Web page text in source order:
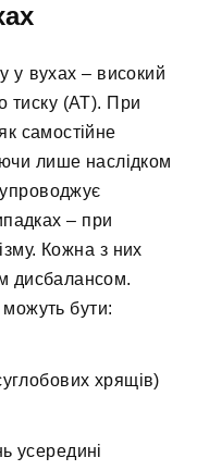
у вухах – високий
тиску (АТ). При
самостійне
лише наслідком
– при
Кожна з них
дисбалансом.
бути:
хрящів)
усередині